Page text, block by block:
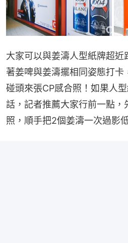
大家可以與姜濤人型紙牌超近
著姜啤與姜濤擺相同姿態打卡
碰頭來張CP感合照！如果人
話，記者推薦大家行前一點
照，順手把2個姜濤一次過影低